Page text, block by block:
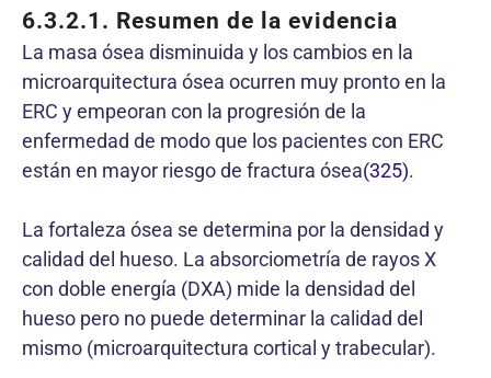
6.3.2.1. Resumen de la evidencia
La masa ósea disminuida y los cambios en la
microarquitectura ósea ocurren muy pronto en la
ERC y empeoran con la progresión de la
enfermedad de modo que los pacientes con ERC
están en mayor riesgo de fractura ósea(325).
La fortaleza ósea se determina por la densidad y
calidad del hueso. La absorciometría de rayos X
con doble energía (DXA) mide la densidad del
hueso pero no puede determinar la calidad del
mismo (microarquitectura cortical y trabecular).